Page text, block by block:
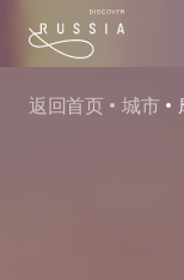
返回首页 城市